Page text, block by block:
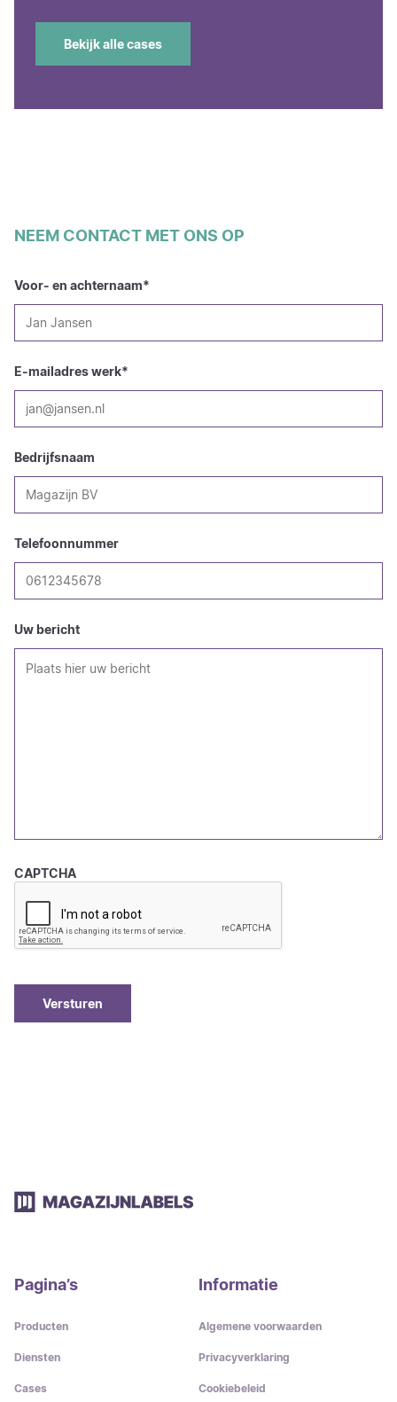
Bekijk alle cases
NEEM CONTACT MET ONS OP
Voor- en achternaam*
E-mailadres werk*
Bedrijfsnaam
Telefoonnummer
Uw bericht
CAPTCHA
Pagina’s
Producten
Diensten
Cases
Informatie
Algemene voorwaarden
Privacyverklaring
Cookiebeleid